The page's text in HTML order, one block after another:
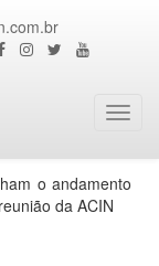
o andamento
da ACIN